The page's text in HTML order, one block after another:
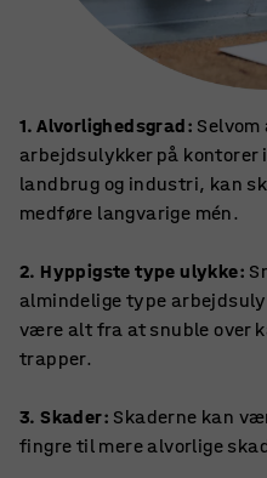
1. Alvorlighedsgrad:
arbejdsulykker på kontorer
landbrug og industri, kan
medføre langvarige mén.
2. Hyppigste type ulykke:
almindelige type
være alt fra at snuble over
trapper.
3. Skader: Skaderne kan
fingre til mere alvorlige